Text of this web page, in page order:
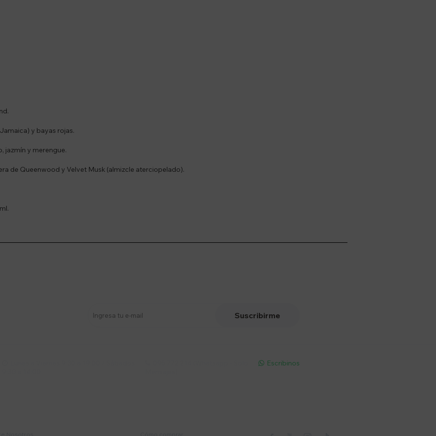
y bayas rojas.
jazmín y merengue.
de Queenwood y Velvet Musk (almizcle aterciopelado).
Suscribirme
 Escribinos